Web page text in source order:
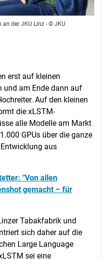
an der JKU Linz - © JKU
erst auf kleinen
und am Ende dann auf
Auf den kleinen
die xLSTM-
alle Modelle am Markt
GPUs über die ganze
aus
"Von allen
gemacht – für
Tabakfabrik und
sich daher auf die
Large Language
sei eine